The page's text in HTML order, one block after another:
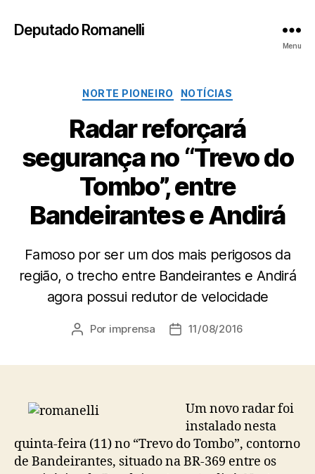
Deputado Romanelli
Menu
Categorias
NORTE PIONEIRO NOTÍCIAS
Radar reforçará
segurança no “Trevo do
Tombo”, entre
Bandeirantes e Andirá
Famoso por ser um dos mais perigosos da
região, o trecho entre Bandeirantes e Andirá
agora possui redutor de velocidade
Autor
Por imprensa
Data11/08/2016
Um novo radar foi
instalado nesta
quinta-feira (11) no “Trevo do Tombo”, contorno
de Bandeirantes, situado na BR-369 entre os